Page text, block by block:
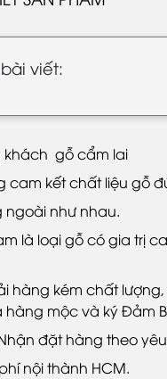
viết:
khách gỗ cẩm lai
cam kết chất liệu gỗ
ngoài như nhau.
là loại gỗ có gia trị
hàng kém chất
mộc và ký Đảm
đặt hàng theo
nội thành HCM.